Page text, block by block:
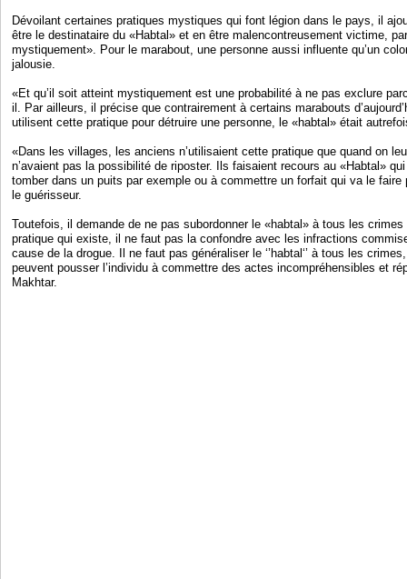
Dévoilant certaines pratiques mystiques qui font légion dans le pays, il
être le destinataire du «Habtal» et en être malencontreusement victime,
mystiquement». Pour le marabout, une personne aussi influente qu’un
jalousie.
«Et qu’il soit atteint mystiquement est une probabilité à ne pas exclure
il. Par ailleurs, il précise que contrairement à certains marabouts
utilisent cette pratique pour détruire une personne, le «habtal» était
«Dans les villages, les anciens n’utilisaient cette pratique que quand on
n’avaient pas la possibilité de riposter. Ils faisaient recours au «Habtal»
tomber dans un puits par exemple ou à commettre un forfait qui va le faire
le guérisseur.
Toutefois, il demande de ne pas subordonner le «habtal» à tous les
pratique qui existe, il ne faut pas la confondre avec les infractions
cause de la drogue. Il ne faut pas généraliser le ‘’habtal‘’ à tous les
peuvent pousser l’individu à commettre des actes incompréhensibles et
Makhtar.